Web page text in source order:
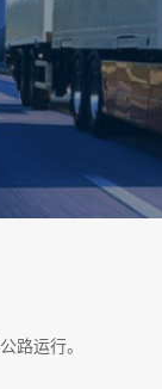
路运行。